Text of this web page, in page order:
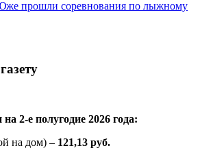
прошли соревнования по лыжному
2-е полугодие 2026 года:
на дом) – 121,13 руб.